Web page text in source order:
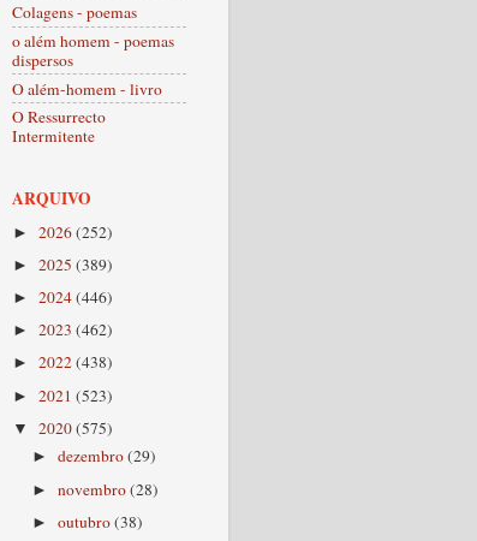
Colagens - poemas
o além homem - poemas
dispersos
O além-homem - livro
O Ressurrecto
Intermitente
ARQUIVO
► 2026(252)
► 2025 (389)
► 2024(446)
► 2023 (462)
► 2022(438)
► 2021 (523)
▼ 2020(575)
►dezembro(29)
►novembro(28)
►outubro(38)